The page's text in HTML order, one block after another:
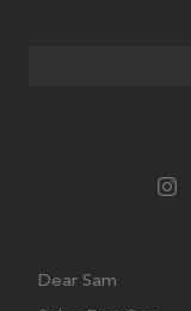
Dear Sam